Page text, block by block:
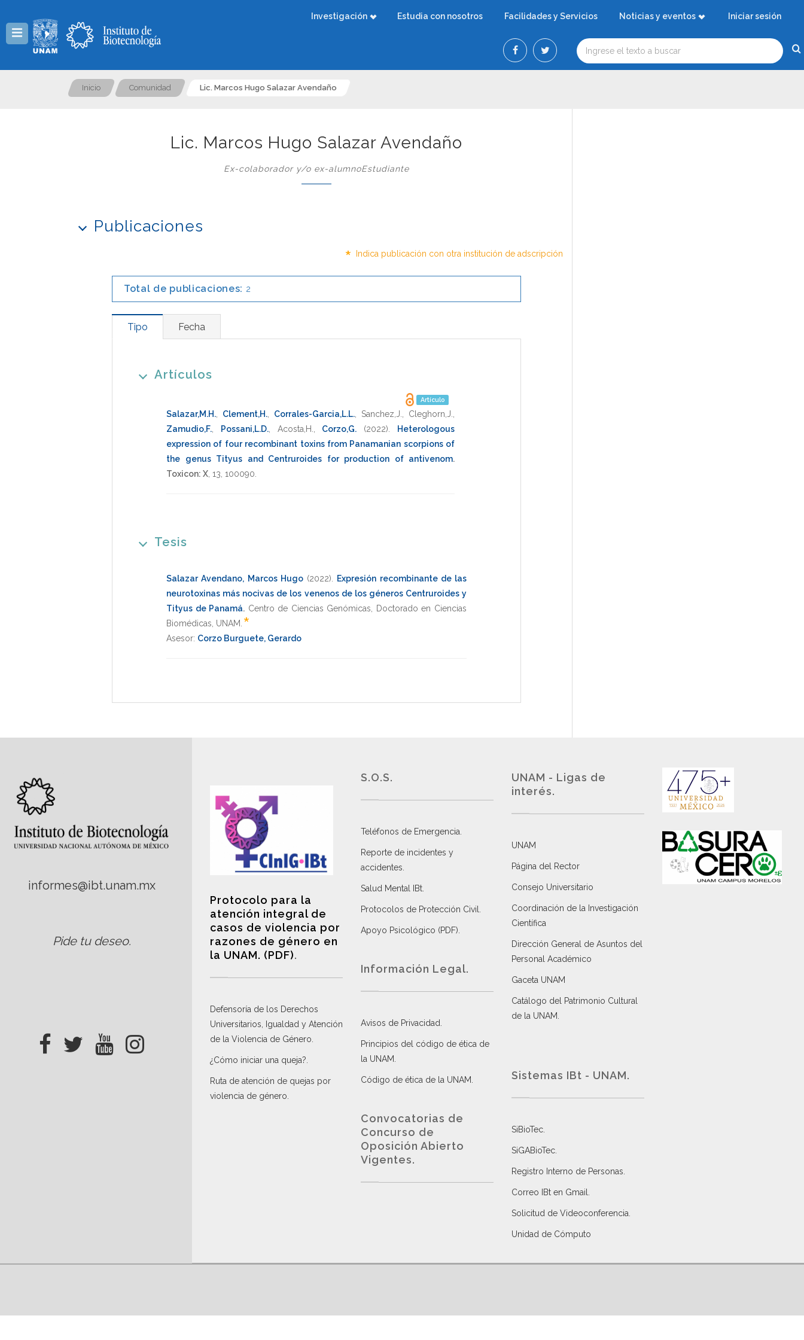
Investigación Estudia con nosotros Facilidades y Servicios Noticias y eventos Iniciar sesión
Inicio Comunidad Lic. Marcos Hugo Salazar Avendaño
Lic. Marcos Hugo Salazar Avendaño
Ex-colaborador y/o ex-alumnoEstudiante
Publicaciones
* Indica publicación con otra institución de adscripción
Total de publicaciones: 2
Tipo Fecha
Artículos
Artículo
Salazar,M.H. Clement,H. Corrales-Garcia,L.L. Sanchez,J. Cleghorn,J.
Zamudio,F.
Possani,L.D., Acosta,H. Corzo,G. (2022)
Heterologous
expression of four recombinant toxins from Panamanian scorpions of
the genus Tityus and Centruroides for production of antivenom.
Toxicon: X 13 100090
Tesis
Salazar Avendano, Marcos Hugo (2022)
Expresión recombinante de las
neurotoxinas más nocivas de los venenos de los géneros Centruroides y
Tityus de Panamá. Centro de Ciencias Genómicas
Doctorado en Ciencias
Biomédicas UNAM *
Asesor: Corzo Burguete, Gerardo
informes@ibt.unam.mx
Pide tu deseo.
Protocolo para la
atención integral de
casos de violencia por
razones de género en
la UNAM. (PDF).
Defensoría de los Derechos
Universitarios, Igualdad y Atención
de la Violencia de Género
¿Cómo iniciar una queja?
Ruta de atención de quejas por
violencia de género
S.O.S.
Teléfonos de Emergencia.
Reporte de incidentes y
accidentes
Salud Mental IBt
Protocolos de Protección Civil
Apoyo Psicológico (PDF)
Información Legal.
Avisos de Privacidad
Principios del código de ética de
la UNAM
Código de ética de la UNAM
Convocatorias de
Concurso de
Oposición Abierto
Vigentes.
UNAM - Ligas de
interés.
UNAM
Página del Rector
Consejo Universitario
Coordinación de la Investigación
Científica
Dirección General de Asuntos del
Personal Académico
Gaceta UNAM
Catálogo del Patrimonio Cultural
de la UNAM.
Sistemas IBt - UNAM.
SiBioTec
SiGABioTec.
Registro Interno de Personas
Correo IBt en Gmail
Solicitud de Videoconferencia.
Unidad de Cómputo